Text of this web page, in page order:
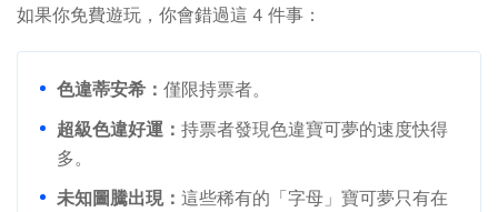
如果你免費遊玩，你會錯過這 4 件事：
色違蒂安希： 僅限持票者。
超級色違好運： 持票者發現色違寶可夢的速度快得
多。
未知圖騰出現： 這些稀有的「字母」寶可夢只有在